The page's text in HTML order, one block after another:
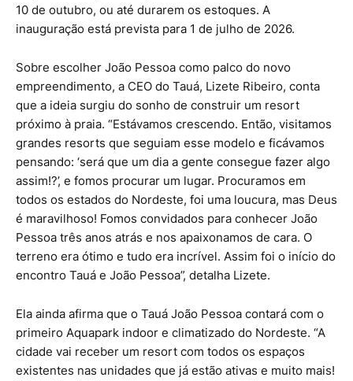
10 de outubro, ou até durarem os estoques. A
inauguração está prevista para 1 de julho de 2026.
Sobre escolher João Pessoa como palco do novo
empreendimento, a CEO do Tauá, Lizete Ribeiro, conta
que a ideia surgiu do sonho de construir um resort
próximo à praia. “Estávamos crescendo. Então, visitamos
grandes resorts que seguiam esse modelo e ficávamos
pensando: ‘será que um dia a gente consegue fazer algo
assim!?’, e fomos procurar um lugar. Procuramos em
todos os estados do Nordeste, foi uma loucura, mas Deus
é maravilhoso! Fomos convidados para conhecer João
Pessoa três anos atrás e nos apaixonamos de cara. O
terreno era ótimo e tudo era incrível. Assim foi o início do
encontro Tauá e João Pessoa”, detalha Lizete.
Ela ainda afirma que o Tauá João Pessoa contará com o
primeiro Aquapark indoor e climatizado do Nordeste. “A
cidade vai receber um resort com todos os espaços
existentes nas unidades que já estão ativas e muito mais!